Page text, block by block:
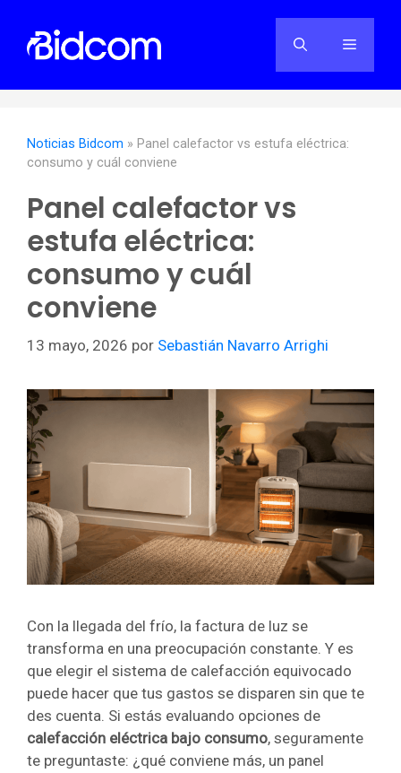
contenido
Menú
Noticias Bidcom » Panel calefactor vs estufa eléctrica:
consumo y cuál conviene
Panel calefactor vs
estufa eléctrica:
consumo y cuál
conviene
13 mayo, 2026 por Sebastián Navarro Arrighi
Con la llegada del frío, la factura de luz se
transforma en una preocupación constante. Y es
que elegir el sistema de calefacción equivocado
puede hacer que tus gastos se disparen sin que te
des cuenta. Si estás evaluando opciones de
calefacción eléctrica bajo consumo, seguramente
te preguntaste: ¿qué conviene más, un panel